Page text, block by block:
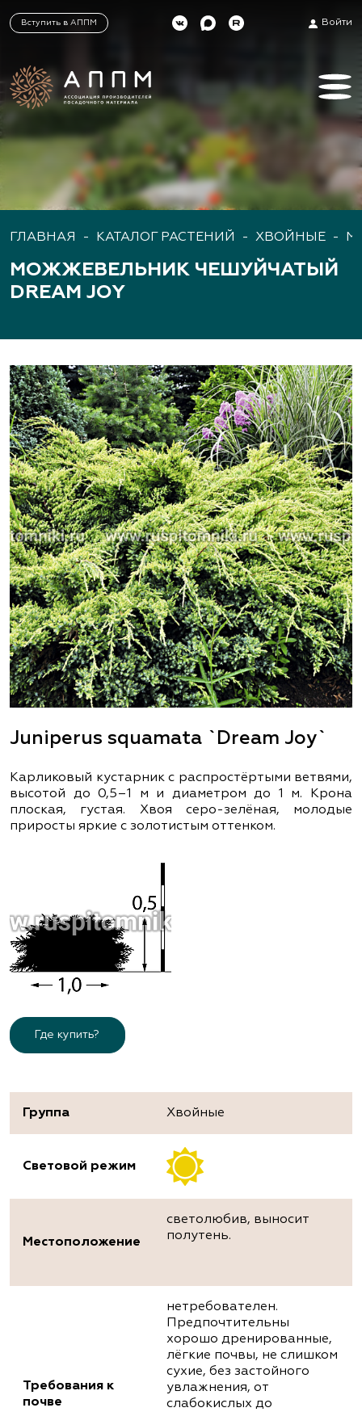
Вступить в АППМ Войти
ГЛАВНАЯ - КАТАЛОГ РАСТЕНИЙ - ХВОЙНЫЕ -
МОЖЖЕВЕЛЬНИК ЧЕШУЙЧАТЫЙ
DREAM JOY
Juniperus squamata `Dream Joy`
Карликовый кустарник с распростёртыми ветвями,
высотой до 0,5–1 м и диаметром до 1 м. Крона
плоская, густая. Хвоя серо-зелёная, молодые
приросты яркие с золотистым оттенком.
Где купить?
Группа Хвойные
Световой режим
Местоположение
светолюбив, выносит
полутень.
Требования к
почве
нетребователен.
Предпочтительны
хорошо дренированные,
лёгкие почвы, не слишком
сухие, без застойного
увлажнения, от
слабокислых до